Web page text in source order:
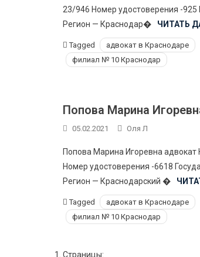
23/946 Номер удостоверения -
Регион — Краснодар�
ЧИТАТЬ
Tagged адвокат в Краснодаре
филиал № 10 Краснодар
Попова Марина
05.02.2021 Оля Л
Попова Марина Игоревна
Номер удостоверения -6618
Регион — Краснодарский �
Tagged адвокат в Краснодаре
филиал № 10 Краснодар
Страницы: